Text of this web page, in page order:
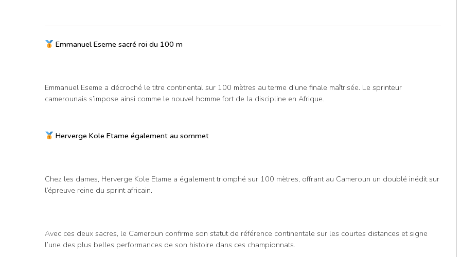
Emmanuel Eseme sacré roi du 100 m
Emmanuel Eseme a décroché le titre continental sur 100 mètres au terme d’une finale maîtrisée. Le sprinteur
camerounais s’impose ainsi comme le nouvel homme fort de la discipline en Afrique.
Herverge Kole Etame également au sommet
Chez les dames, Herverge Kole Etame a également triomphé sur 100 mètres, offrant au Cameroun un doublé inédit sur
l’épreuve reine du sprint africain.
Avec ces deux sacres, le Cameroun confirme son statut de référence continentale sur les courtes distances et signe
l’une des plus belles performances de son histoire dans ces championnats.